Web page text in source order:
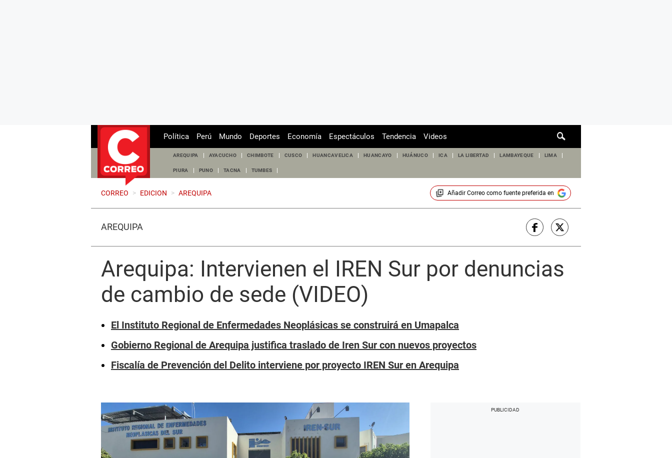
de
Política Perú Mundo Deportes Economía Espectáculos Tendencia Videos
AREQUIPA AYACUCHO CHIMBOTE CUSCO HUANCAVELICA HUANCAYO HUÁNUCO ICA LA LIBERTAD LAMBAYEQUE LIMA
PIURA PUNO TACNA TUMBES
CORREO > EDICION > AREQUIPA Añadir Correocomo fuente preferida en
AREQUIPA
Arequipa: Intervienen el IREN Sur por denuncias
de cambio de sede (VIDEO)
El Instituto Regional de Enfermedades Neoplásicas se construirá en Umapalca
Gobierno Regional de Arequipa justifica traslado de Iren Sur con nuevos proyectos
Fiscalía de Prevención del Delito interviene por proyecto IREN Sur en Arequipa